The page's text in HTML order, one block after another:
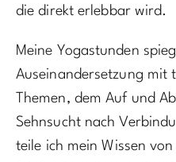
die direkt erlebbar wird.
Meine Yogastunden
Auseinandersetzung mit
Themen, dem Auf und
Sehnsucht nach
teile ich mein Wissen